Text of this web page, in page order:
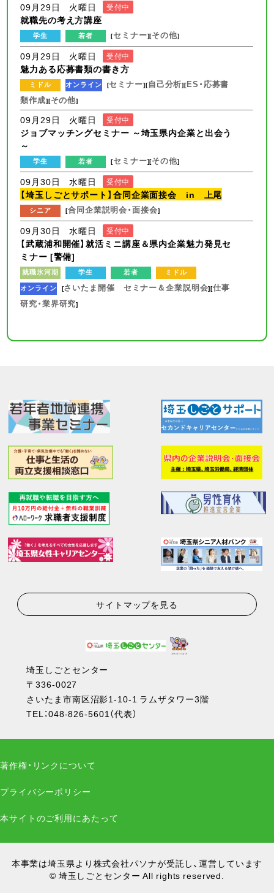
09月29日 火曜日 受付中
就職先の考え方講座
学生 若者 [セミナー][その他]
09月29日 火曜日 受付中
魅力ある応募書類の書き方
ミドル オンライン [セミナー][自己分析][ES・応募書
類作成][その他]
09月29日 火曜日 受付中
ジョブマッチングセミナー ～埼玉県内企業と出会う
～
学生 若者 [セミナー][その他]
09月30日 水曜日 受付中
【埼玉しごとサポート】合同企業面接会 in 上尾
シニア [合同企業説明会・面接会]
09月30日 水曜日 受付中
【武蔵浦和開催】就活ミニ講座＆県内企業魅力発見セ
ミナー [警備]
就職氷河期 学生 若者
ミドル
オンライン [さいたま開催 セミナー＆企業説明会][仕事
研究・業界研究]
サイトマップを見る
埼玉しごとセンター
〒336-0027
さいたま市南区沼影1-10-1 ラムザタワー3階
TEL：048-826-5601（代表）
著作権・リンクについて
プライバシーポリシー
本サイトのご利用にあたって
本事業は埼玉県より株式会社パソナが受託し、運営しています
© 埼玉しごとセンター All rights reserved.